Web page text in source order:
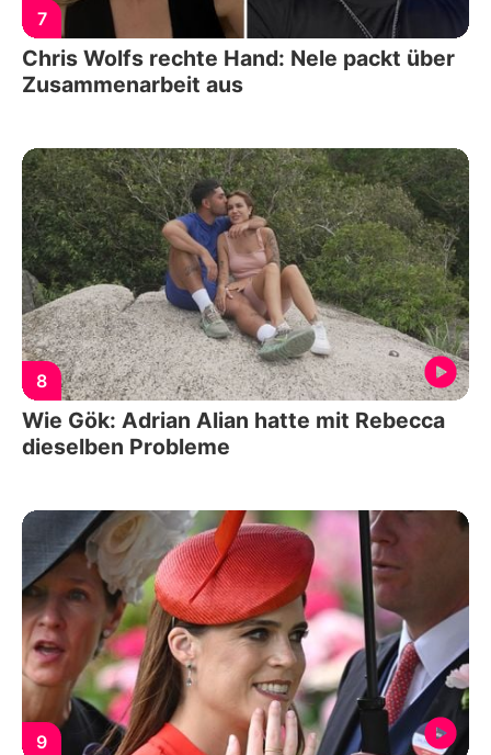
7
Chris Wolfs rechte Hand: Nele packt über
Zusammenarbeit aus
8
Wie Gök: Adrian Alian hatte mit Rebecca
dieselben Probleme
9